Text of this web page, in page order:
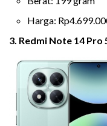
Harga:
3. Redmi Note 14 Pro